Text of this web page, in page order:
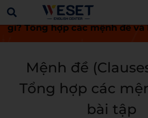
Trang chủ Blog
Mệnh
gì? Tổng hợp các mệnh đề và
Mệnh đề
Tổng hợp các
bài tập